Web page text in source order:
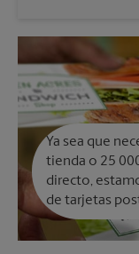
Ya sea que
tienda o 25
directo,
de tarjetas